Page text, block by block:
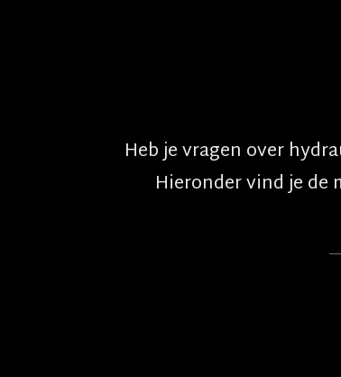
Heb je vragen over
Hieronder vind je de